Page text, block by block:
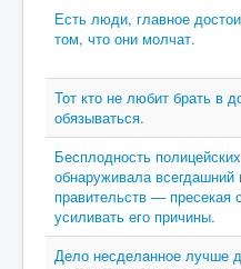
Есть люди, главное
том, что они молчат.
Тот кто не любит брать в
обязываться.
Бесплодность
обнаруживала всегдашний
правительств — пресекая
усиливать его причины.
Дело несделанное лучше